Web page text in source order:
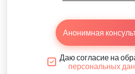
Анонимная
Даю согласие на
персональных